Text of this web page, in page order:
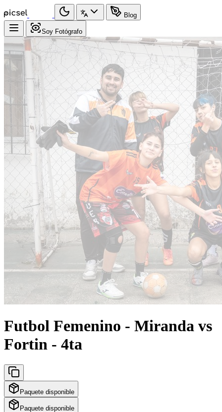
Blog
Soy Fotógrafo
Futbol Femenino - Miranda vs
Fortin - 4ta
Paquete disponible
Paquete disponible